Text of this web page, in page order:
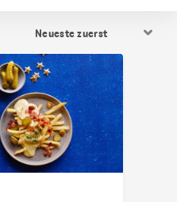
Sortierung